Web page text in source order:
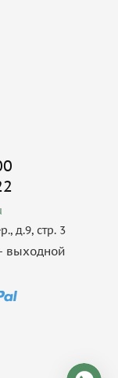
д.9, стр. 3
выходной